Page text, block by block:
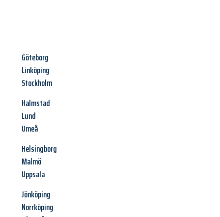
Göteborg
Linköping
Stockholm
Halmstad
Lund
Umeå
Helsingborg
Malmö
Uppsala
Jönköping
Norrköping